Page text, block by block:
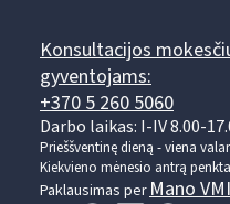
Konsultacijos
gyventojams:
+370 5 260 5060
Darbo laikas: I-IV 8.00-
Prieššventinę dieną - viena
Kiekvieno mėnesio antrą
Paklausimas perMano VMI